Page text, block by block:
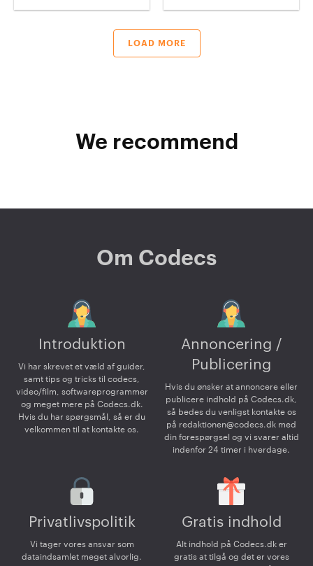
LOAD MORE
We recommend
Om Codecs
Introduktion
Vi har skrevet et væld af guider,
samt tips og tricks til codecs,
video/film, softwareprogrammer
og meget mere på Codecs.dk.
Hvis du har spørgsmål, så er du
velkommen til at kontakte os.
Annoncering /
Publicering
Hvis du ønsker at annoncere eller
publicere indhold på Codecs.dk,
så bedes du venligst kontakte os
på redaktionen@codecs.dk med
din forespørgsel og vi svarer altid
indenfor 24 timer i hverdage.
Privatlivspolitik
Vi tager vores ansvar som
dataindsamlet meget alvorlig.
Gratis indhold
Alt indhold på Codecs.dk er
gratis at tilgå og det er vores